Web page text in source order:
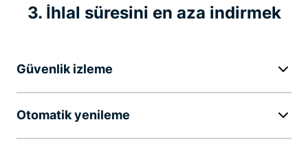
3. İhlal süresini en aza indirmek
Güvenlik izleme
Otomatik yenileme